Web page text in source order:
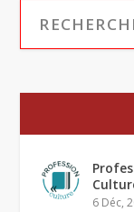
6 Déc,